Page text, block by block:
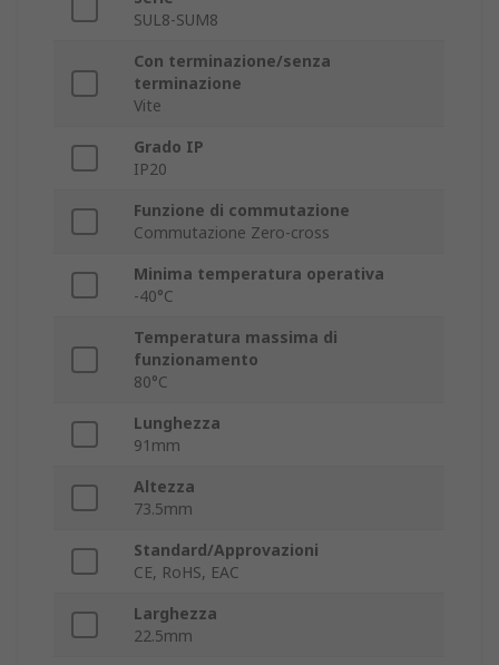
SUL8-SUM8
Con terminazione/senza
terminazione
Vite
Grado IP
IP20
Funzione di commutazione
Commutazione Zero-cross
Minima temperatura operativa
-40°C
Temperatura massima di
funzionamento
80°C
Lunghezza
91mm
Altezza
73.5mm
Standard/Approvazioni
CE, RoHS, EAC
Larghezza
22.5mm